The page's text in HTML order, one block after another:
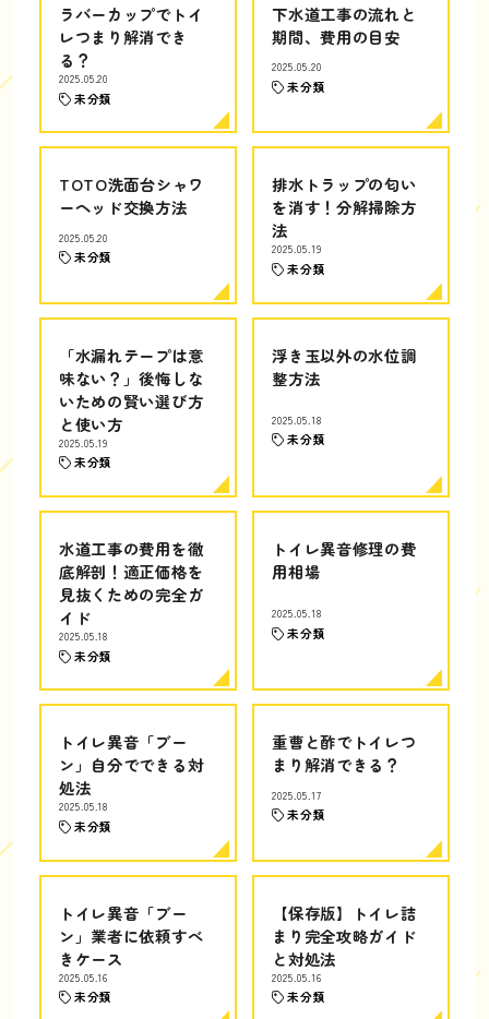
ラバーカップでトイ
レつまり解消でき
る？
2025.05.20
未分類
下水道工事の流れと
期間、費用の目安
2025.05.20
未分類
TOTO洗面台シャワ
ーヘッド交換方法
2025.05.20
未分類
排水トラップの匂い
を消す！分解掃除方
法
2025.05.19
未分類
「水漏れテープは意
味ない？」後悔しな
いための賢い選び方
と使い方
2025.05.19
未分類
浮き玉以外の水位調
整方法
2025.05.18
未分類
水道工事の費用を徹
底解剖！適正価格を
見抜くための完全ガ
イド
2025.05.18
未分類
トイレ異音修理の費
用相場
2025.05.18
未分類
トイレ異音「ブー
ン」自分でできる対
処法
2025.05.18
未分類
重曹と酢でトイレつ
まり解消できる？
2025.05.17
未分類
トイレ異音「ブー
ン」業者に依頼すべ
きケース
2025.05.16
未分類
【保存版】トイレ詰
まり完全攻略ガイド
と対処法
2025.05.16
未分類